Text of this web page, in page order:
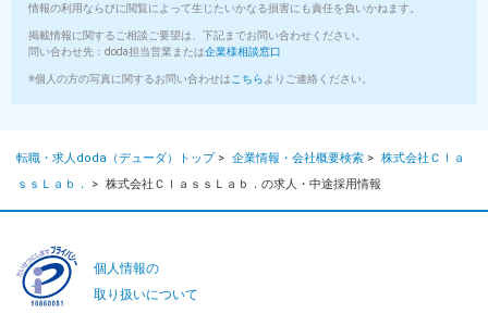
情報の利用ならびに閲覧によって生じたいかなる損害にも責任を負いかねます。
掲載情報に関するご相談ご要望は、下記までお問い合わせください。
問い合わせ先：doda担当営業または企業様相談窓口
※個人の方の写真に関するお問い合わせは こちら よりご連絡ください。
転職・求人doda（デューダ）トップ> 企業情報・会社概要検索 > 株式会社Ｃｌａ
ｓｓＬａｂ．
> 株式会社ＣｌａｓｓＬａｂ．の求人・中途採用情報
個人情報の
取り扱いについて